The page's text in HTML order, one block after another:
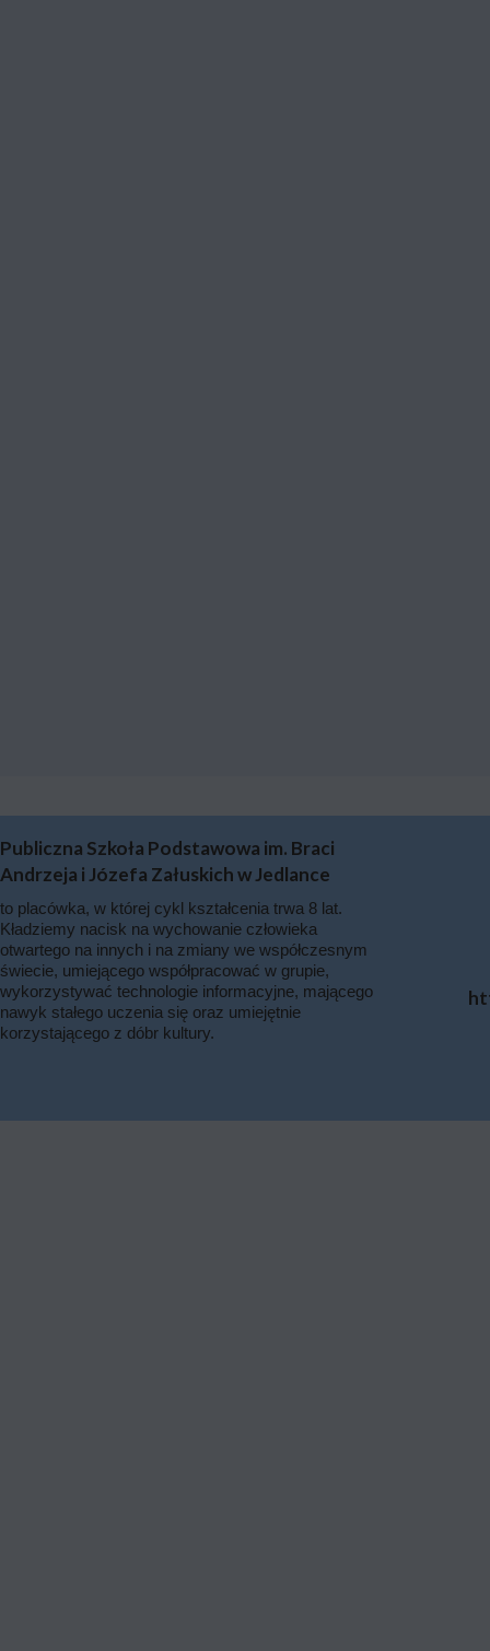
to placówka, w której cykl kształcenia trwa 8 lat.
Kładziemy nacisk na wychowanie człowieka
otwartego na innych i na zmiany we współczesnym
świecie, umiejącego współpracować w grupie,
wykorzystywać technologie informacyjne, mającego
nawyk stałego uczenia się oraz umiejętnie
korzystającego z dóbr kultury.
Publiczna Szkoła Podstawowa im. Braci
Andrzeja i Józefa Załuskich w Jedlance